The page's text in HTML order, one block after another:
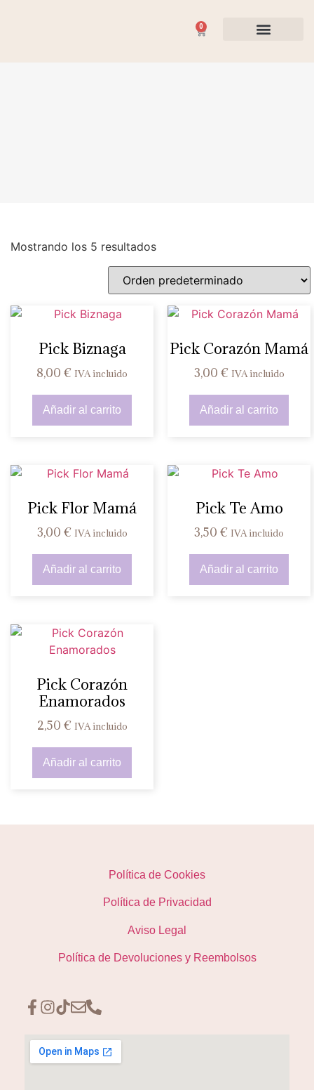
0
Mostrando los 5 resultados
Pick Biznaga
8,00 € IVA incluido
Añadir al carrito
Pick Corazón Mamá
3,00 € IVA incluido
Añadir al carrito
Pick Flor Mamá
3,00 € IVA incluido
Añadir al carrito
Pick Te Amo
3,50 € IVA incluido
Añadir al carrito
Pick Corazón
Enamorados
2,50 € IVA incluido
Añadir al carrito
Política de Cookies
Política de Privacidad
Aviso Legal
Política de Devoluciones y Reembolsos